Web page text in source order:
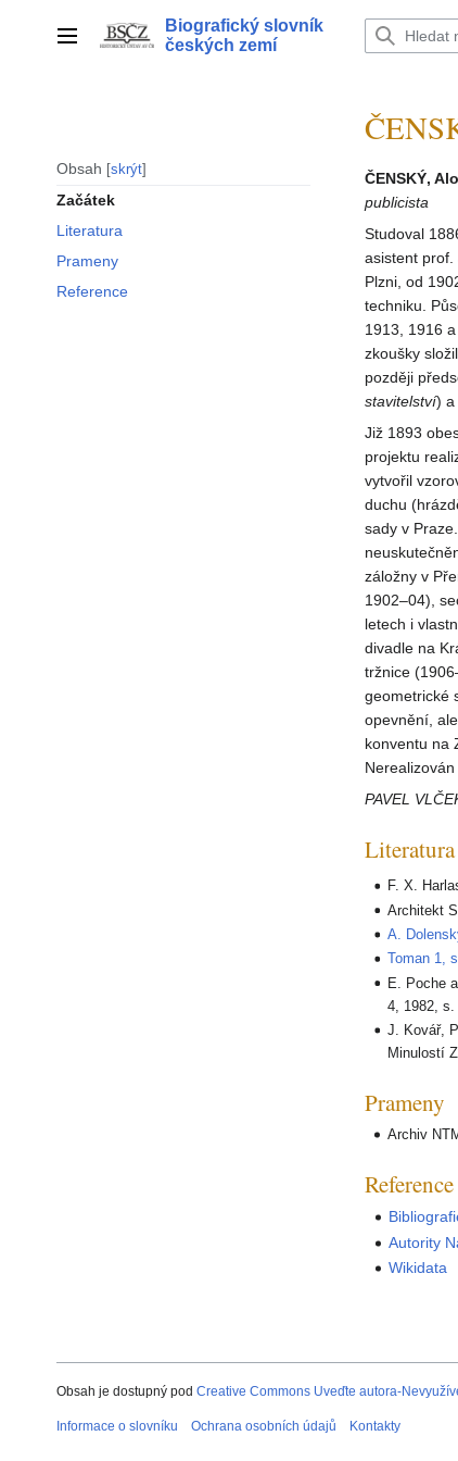
Hlavní menu
Biografický slovník
českých zemí
Obsah skrýt
Začátek
Literatura
Prameny
Reference
ČENSKÝ,
publicista
Studoval
asistent prof.
Plzni, od
techniku.
1913, 1916
zkoušky
později
stavitelství) a
Již 1893
projektu
vytvořil
duchu
sady v
záložny v
1902–04),
letech i
divadle na
tržnice
geometrické
opevnění,
konventu na
PAVEL
Literatura
F. X.
Architekt
A.
Toman 1,
E. Poche
4, 1982, s.
J. Kovář,
Minulostí
Prameny
Archiv
Reference
Autority
Wikidata
Obsah je dostupný pod Creative Commons Uveďte autora-
Informace o slovníku Ochrana osobních údajů Kontakty